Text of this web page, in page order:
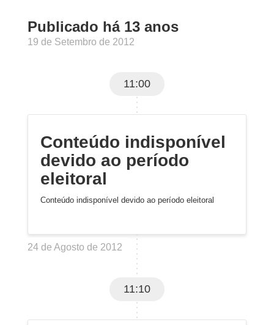
Publicado há 13 anos
19 de Setembro de 2012
11:00
Conteúdo indisponível
devido ao período
eleitoral
Conteúdo indisponível devido ao período eleitoral
24 de Agosto de 2012
11:10